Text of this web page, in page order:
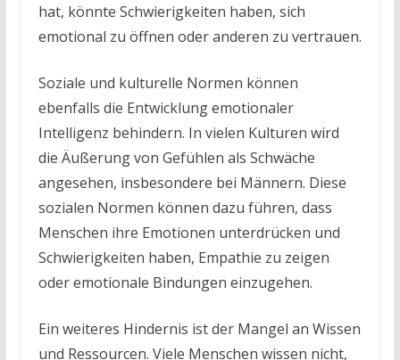
hat, könnte Schwierigkeiten haben, sich
emotional zu öffnen oder anderen zu vertrauen.
Soziale und kulturelle Normen können
ebenfalls die Entwicklung emotionaler
Intelligenz behindern. In vielen Kulturen wird
die Äußerung von Gefühlen als Schwäche
angesehen, insbesondere bei Männern. Diese
sozialen Normen können dazu führen, dass
Menschen ihre Emotionen unterdrücken und
Schwierigkeiten haben, Empathie zu zeigen
oder emotionale Bindungen einzugehen.
Ein weiteres Hindernis ist der Mangel an Wissen
und Ressourcen. Viele Menschen wissen nicht,